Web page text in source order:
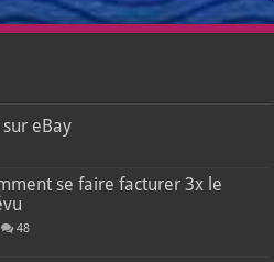
eBay
se faire facturer 3x le
48